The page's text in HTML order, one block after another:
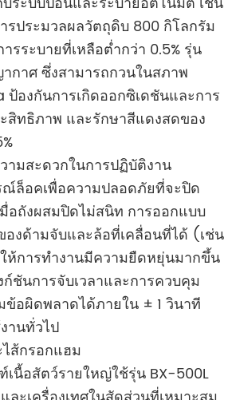
รประมวลผลวัตถุดิบ 800 กิโลกรัม
รระบายที่เหลือต่ำกว่า 0.5% รุ่น
าศ ซึ่งสามารถกวนในสภาพ
องกันการเกิดออกซิเดชันและการ
สิทธิภาพ และรักษาสีแดงสดของ
มสะดวกในการปฏิบัติงาน
ล็อคเพื่อความปลอดภัยที่จะปิด
อถังผสมปิดไม่สนิท การออกแบบ
งด้ามจับและล้อที่เคลื่อนที่ได้ (เช่น
ห้การทำงานมีความยืดหยุ่นมากขึ้น
ชันการจับเวลาและการควบคุม
ข้อผิดพลาดได้ภายใน ± 1 วินาที
านทั่วไป
ส้กรอกแฮม
นื้อสัตว์รายใหญ่ใช้รุ่น BX-500L